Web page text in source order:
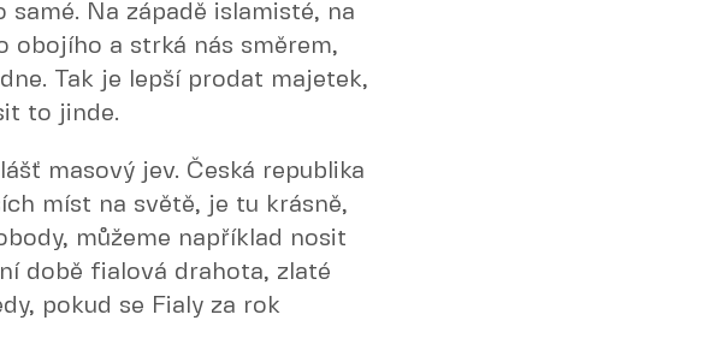
Na západě islamisté, na
obojího a strká nás směrem,
Tak je lepší prodat majetek,
to jinde.
masový jev. Česká republika
míst na světě, je tu krásně,
můžeme například nosit
době fialová drahota, zlaté
pokud se Fialy za rok